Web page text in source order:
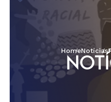
HomeNotícias